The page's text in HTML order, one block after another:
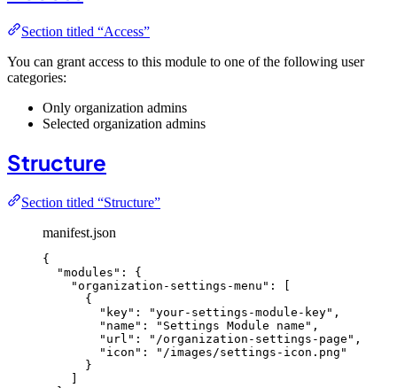
Section titled “Access”
You can grant access to this module to one of the following user
categories:
Only organization admins
Selected organization admins
Structure
Section titled “Structure”
manifest.json
{
"modules" : {
"organization-settings-menu" : [
{
"key" : "your-settings-module-key" ,
"name" : " Settings Module name " ,
"url" : " /organization-settings-page " ,
"icon" : " /images/settings-icon.png "
}